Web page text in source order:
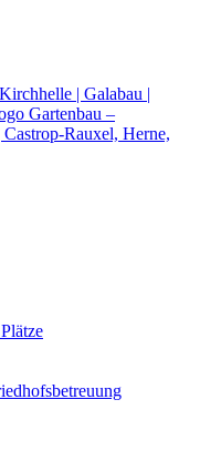
| Galabau |
Gartenbau –
Rauxel, Herne,